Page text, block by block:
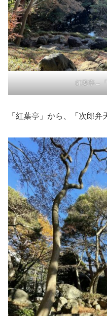
紅葉亭→「
「紅葉亭」から、「次郎弁